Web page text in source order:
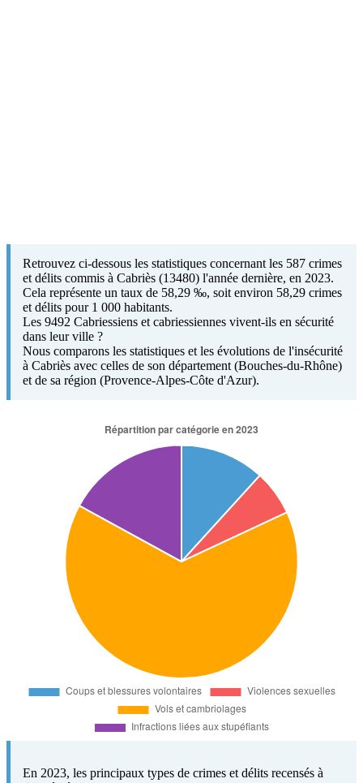
Retrouvez ci-dessous les statistiques concernant les 587 crimes
et délits commis à Cabriès (13480) l'année dernière, en 2023.
Cela représente un taux de 58,29 ‰, soit environ 58,29 crimes
et délits pour 1 000 habitants.
Les 9492 Cabriessiens et cabriessiennes vivent-ils en sécurité
dans leur ville ?
Nous comparons les statistiques et les évolutions de l'insécurité
à Cabriès avec celles de son département (Bouches-du-Rhône)
et de sa région (Provence-Alpes-Côte d'Azur).
En 2023, les principaux types de crimes et délits recensés à